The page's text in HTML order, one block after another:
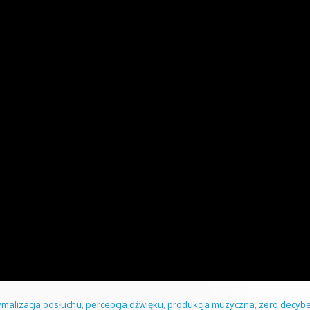
odsłuchu, percepcja dźwięku, produkcja muzyczna, zero